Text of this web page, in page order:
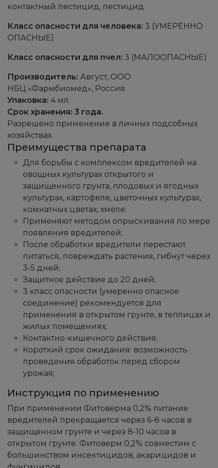
контактный пестицид, пестицид
Класс опасности для человека: 3 (УМЕРЕННО
ОПАСНЫЕ)
Класс опасности для пчел: 3 (МАЛООПАСНЫЕ)
Производитель: Август, ООО
НБЦ «Фармбиомед», Россия.
Упаковка: 4 мл.
Срок хранения: 3 года.
Разрешено применение в личных подсобных
хозяйствах.
Преимущества препарата
Для борьбы с комплексом вредителей на
овощных культурах открытого и
защищенного грунта, плодовых и ягодных
культурах, картофеле, цветочных культурах,
комнатных цветах, хмеле;
Применяют методом опрыскивания по мере
появления вредителей;
После обработки вредители перестают
питаться, повреждать растения, гибнут через
3-5 дней;
Защитное действие до 20 дней;
3 класс опасности (умеренно опасное
соединение) рекомендуется для
применения в открытом грунте, в теплицах и
жилых помещениях;
Контактно-кишечного действия;
Короткий срок ожидания: возможность
проведения обработок перед сбором
урожая;
Инструкция по применению
При применении Фитоверма 0,2% питание
вредителей прекращается через 6-8 часов в
защищенном грунте и через 8-10 часов в
открытом грунте. Фитоверм 0,2% совместим с
большинством инсектицидов, акарицидов и